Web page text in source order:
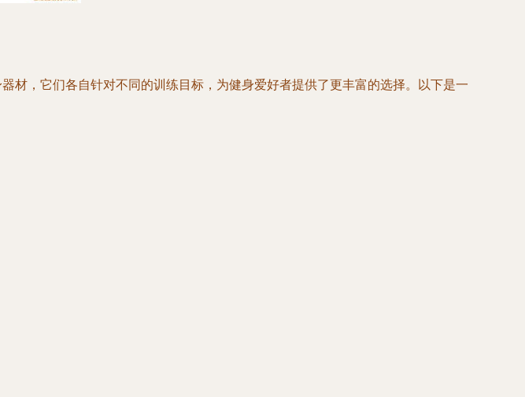
材，它们各自针对不同的训练目标，为健身爱好者提供了更丰富的选择。以下是一